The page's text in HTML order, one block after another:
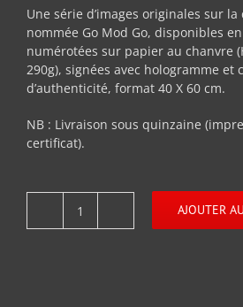
Une série d’images originales sur la
nommée Go Mod Go, disponibles
numérotées sur papier au chanvre
290g), signées avec hologramme et
d’authenticité, format 40 X 60 cm.
NB : Livraison sous quinzaine
certificat).
quantité
AJOUTER